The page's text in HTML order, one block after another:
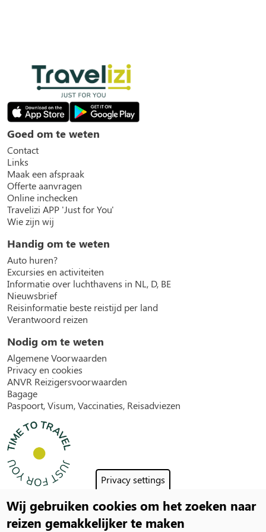
Privacy settings
Wij gebruiken cookies om het zoeken naar
reizen gemakkelijker te maken
Goed om te weten
Contact
Links
Maak een afspraak
Offerte aanvragen
Online inchecken
Travelizi APP 'Just for You'
Wie zijn wij
Handig om te weten
Auto huren?
Excursies en activiteiten
Informatie over luchthavens in NL, D, BE
Nieuwsbrief
Reisinformatie beste reistijd per land
Verantwoord reizen
Nodig om te weten
Algemene Voorwaarden
Privacy en cookies
ANVR Reizigersvoorwaarden
Bagage
Paspoort, Visum, Vaccinaties, Reisadviezen
Social